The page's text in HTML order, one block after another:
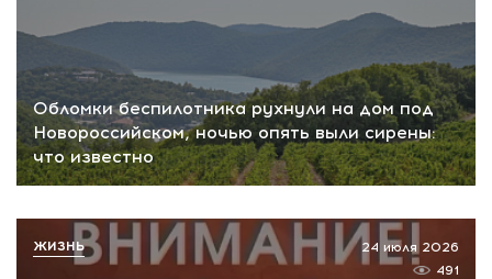
Обломки беспилотника рухнули на дом под
Новороссийском, ночью опять выли сирены:
что известно
24 июля 2026
491
ЖИЗНЬ